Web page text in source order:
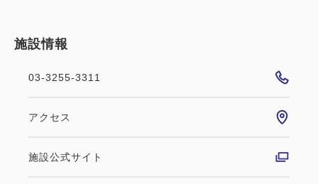
施設情報
03-3255-3311
アクセス
施設公式サイト